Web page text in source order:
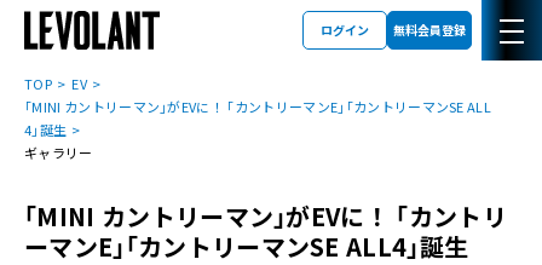
ログイン 無料会員登録
TOP
EV
｢MINI カントリーマン｣がEVに！ ｢カントリーマンE｣｢カントリーマンSE ALL
4｣誕生
ギャラリー
｢MINI カントリーマン｣がEVに！ ｢カントリ
ーマンE｣｢カントリーマンSE ALL4｣誕生